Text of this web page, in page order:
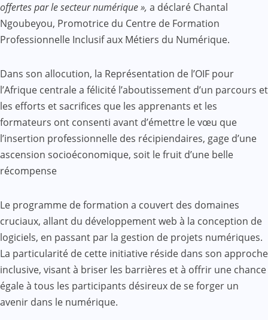
offertes par le secteur numérique », a déclaré Chantal
Ngoubeyou, Promotrice du Centre de Formation
Professionnelle Inclusif aux Métiers du Numérique.
Dans son allocution, la Représentation de l’OIF pour
l’Afrique centrale a félicité l’aboutissement d’un parcours et
les efforts et sacrifices que les apprenants et les
formateurs ont consenti avant d’émettre le vœu que
l’insertion professionnelle des récipiendaires, gage d’une
ascension socioéconomique, soit le fruit d’une belle
récompense
Le programme de formation a couvert des domaines
cruciaux, allant du développement web à la conception de
logiciels, en passant par la gestion de projets numériques.
La particularité de cette initiative réside dans son approche
inclusive, visant à briser les barrières et à offrir une chance
égale à tous les participants désireux de se forger un
avenir dans le numérique.